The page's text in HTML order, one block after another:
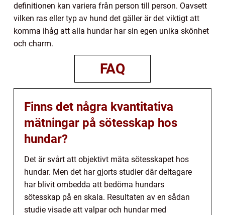
definitionen kan variera från person till person. Oavsett
vilken ras eller typ av hund det gäller är det viktigt att
komma ihåg att alla hundar har sin egen unika skönhet
och charm.
FAQ
Finns det några kvantitativa
mätningar på sötesskap hos
hundar?
Det är svårt att objektivt mäta sötesskapet hos
hundar. Men det har gjorts studier där deltagare
har blivit ombedda att bedöma hundars
sötesskap på en skala. Resultaten av en sådan
studie visade att valpar och hundar med